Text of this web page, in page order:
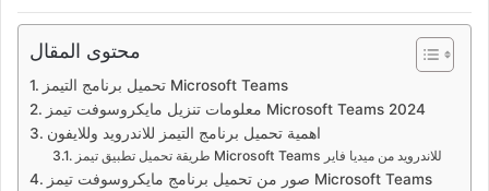
محتوى المقال
تحميل برنامج التيمز Microsoft Teams
معلومات تنزيل مايكروسوفت تيمز Microsoft Teams 2024
اهمية تحميل برنامج التيمز للاندرويد وللايفون
طريقة تحميل تطبيق تيمز Microsoft Teams للاندرويد من ميديا فاير
صور من تحميل برنامج مايكروسوفت تيمز Microsoft Teams‏